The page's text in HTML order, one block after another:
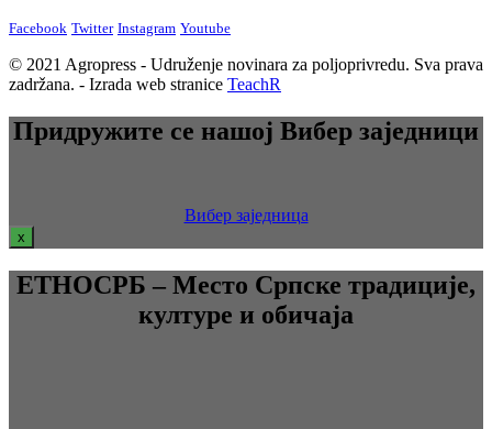
Facebook Twitter Instagram Youtube
© 2021 Agropress - Udruženje novinara za poljoprivredu. Sva prava
zadržana. - Izrada web stranice TeachR
Придружите се нашој Вибер заједници
Вибер заједница
x
ЕТНОСРБ – Место Српске традиције,
културе и обичаја